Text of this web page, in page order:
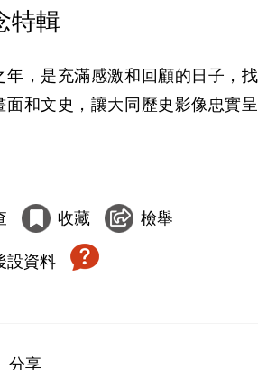
特輯
年，是充滿感激和回顧的日子，找
面和文史，讓大同歷史影像忠實呈
收藏 檢舉
設資料
分享